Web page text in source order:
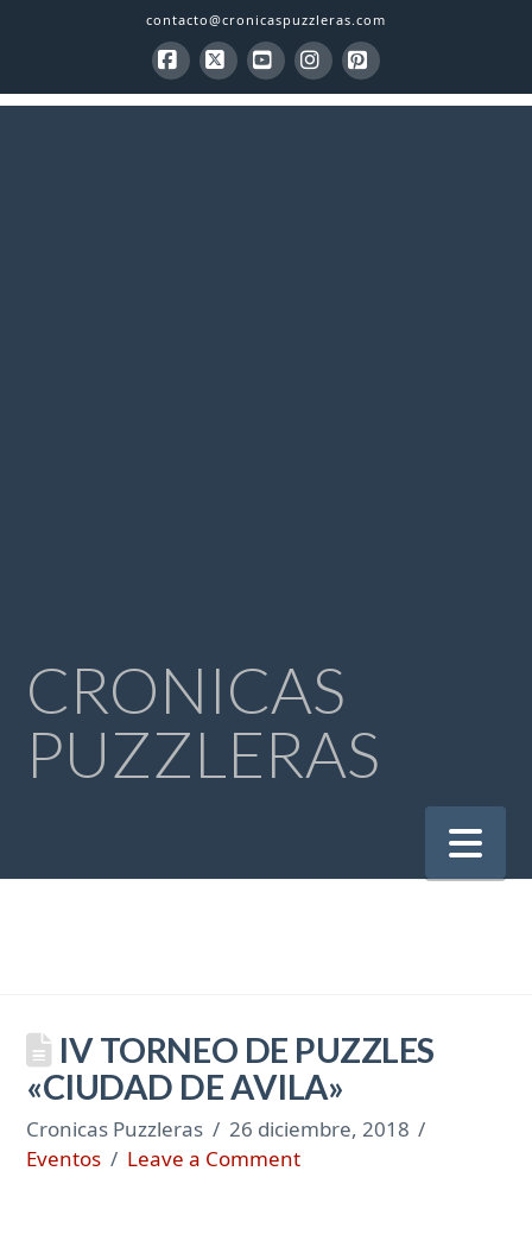
contacto@cronicaspuzzleras.com
Facebook
X YouTubeInstagram
Pinterest
CRONICAS
PUZZLERAS
IV TORNEO DE PUZZLES
«CIUDAD DE AVILA»
Cronicas Puzzleras
26 diciembre, 2018
Eventos
Leave a Comment